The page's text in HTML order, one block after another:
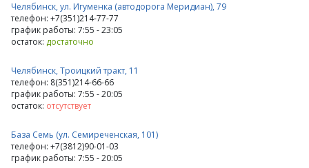
Челябинск, ул. Игуменка (автодорога Меридиан), 79
телефон: +7(351)214-77-77
график работы: 7:55 - 23:05
остаток: достаточно
Челябинск, Троицкий тракт, 11
телефон: 8(351)214-66-66
график работы: 7:55 - 20:05
остаток: отсутствует
База Семь (ул. Семиреченская, 101)
телефон: +7(3812)90-01-03
график работы: 7:55 - 20:05